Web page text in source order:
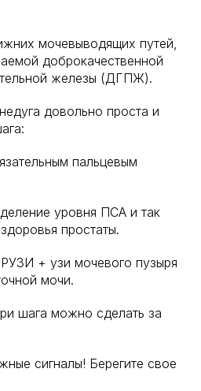
мочевыводящих путей,
доброкачественной
железы (ДГПЖ).
довольно проста и
пальцевым
уровня ПСА и так
простаты.
+ узи мочевого пузыря
мочи.
шага можно сделать за
сигналы! Берегите свое